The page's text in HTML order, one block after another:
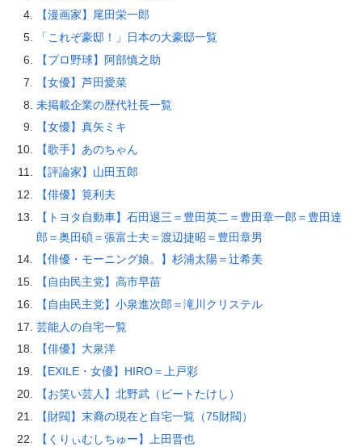
【漫画家】尾田栄一郎
「これぞ豪邸！」日本の大豪邸一覧
【プロ野球】阿部慎之助
【女優】芦田愛菜
未掲載企業の歴代社長一覧
【女優】真矢ミキ
【歌手】あのちゃん
【評論家】山田五郎
【俳優】筧利夫
【トヨタ自動車】石田退三＝豊田英二＝豊田章一郎＝豊田達
郎＝奥田碩＝張富士夫＝渡辺捷昭＝豊田章男
【俳優・モーニング娘。】杉浦太陽＝辻希美
【自由民主党】高市早苗
【自由民主党】小泉進次郎＝滝川クリステル
芸能人の自宅一覧
【俳優】大泉洋
【EXILE・女優】HIRO＝上戸彩
【お笑い芸人】北野武（ビートたけし）
【財閥】末裔の現在と自宅一覧（75財閥）
【くりぃむしちゅー】上田晋也